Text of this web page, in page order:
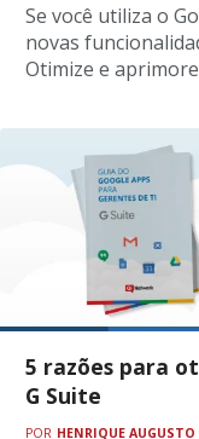
Se você utiliza o
novas
Otimize e
5 razões para
G Suite
POR HENRIQUE AUGUSTO